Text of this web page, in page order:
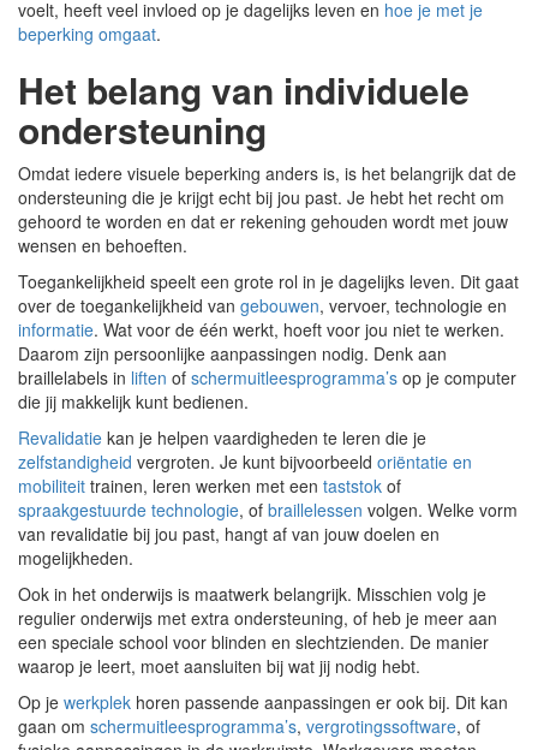
voelt, heeft veel invloed op je dagelijks leven en hoe je met je
beperking omgaat.
Het belang van individuele
ondersteuning
Omdat iedere visuele beperking anders is, is het belangrijk dat de
ondersteuning die je krijgt echt bij jou past. Je hebt het recht om
gehoord te worden en dat er rekening gehouden wordt met jouw
wensen en behoeften.
Toegankelijkheid speelt een grote rol in je dagelijks leven. Dit gaat
over de toegankelijkheid van gebouwen, vervoer, technologie en
informatie. Wat voor de één werkt, hoeft voor jou niet te werken.
Daarom zijn persoonlijke aanpassingen nodig. Denk aan
braillelabels in liften of schermuitleesprogramma’s op je computer
die jij makkelijk kunt bedienen.
Revalidatie kan je helpen vaardigheden te leren die je
zelfstandigheid vergroten. Je kunt bijvoorbeeld oriëntatie en
mobiliteit trainen, leren werken met een taststok of
spraakgestuurde technologie, of braillelessen volgen. Welke vorm
van revalidatie bij jou past, hangt af van jouw doelen en
mogelijkheden.
Ook in het onderwijs is maatwerk belangrijk. Misschien volg je
regulier onderwijs met extra ondersteuning, of heb je meer aan
een speciale school voor blinden en slechtzienden. De manier
waarop je leert, moet aansluiten bij wat jij nodig hebt.
Op je werkplek horen passende aanpassingen er ook bij. Dit kan
gaan om schermuitleesprogramma’s, vergrotingssoftware, of